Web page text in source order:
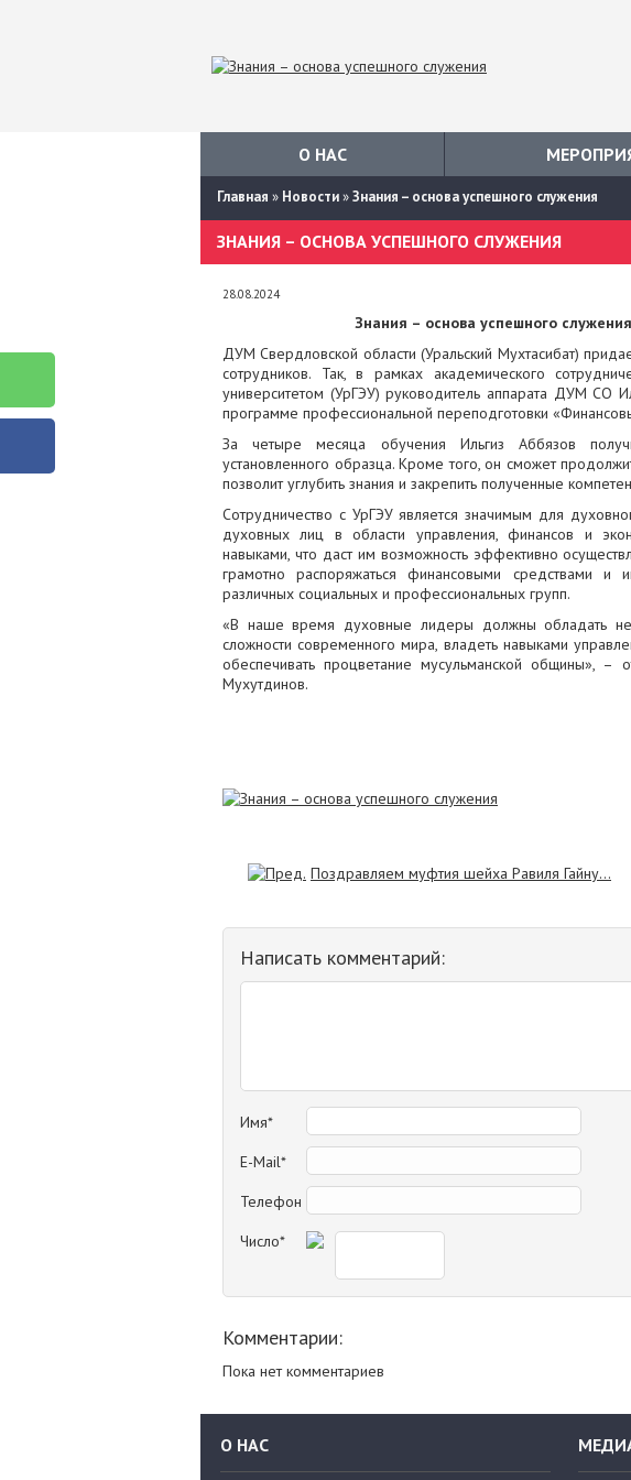
О НАС
Главная » Новости»Знания – основа успешного служения
ЗНАНИЯ – ОСНОВА УСПЕШНОГО СЛУЖЕНИЯ
28.08.2024
Знания – основа успешного служения
ДУМ Свердловской области (Уральский Мухтасибат)
сотрудников. Так, в рамках академического
университетом (УрГЭУ) руководитель аппарата ДУМ СО
программе профессиональной переподготовки
За четыре месяца обучения Ильгиз Аббязов
установленного образца. Кроме того, он сможет
позволит углубить знания и закрепить полученные
Сотрудничество с УрГЭУ является значимым для
духовных лиц в области управления, финансов и
навыками, что даст им возможность эффективно
грамотно распоряжаться финансовыми средствами и
различных социальных и профессиональных групп.
«В наше время духовные лидеры должны обладать не
сложности современного мира, владеть навыками
обеспечивать процветание мусульманской общины», –
Мухутдинов.
Поздравляем муфтия шейха Равиля Гайну...
Написать комментарий:
Имя*
E-Mail*
Телефон
Число*
Комментарии:
Пока нет комментариев
О НАС